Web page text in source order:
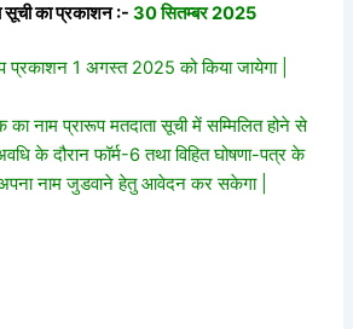
सूची का प्रकाशन :- 30 सितम्बर 2025
प्रकाशन 1 अगस्त 2025 को किया जायेगा |
का नाम प्रारूप मतदाता सूची में सम्मिलित होने से
के दौरान फॉर्म-6 तथा विहित घोषणा-पत्र के
नाम जुडवाने हेतु आवेदन कर सकेगा |